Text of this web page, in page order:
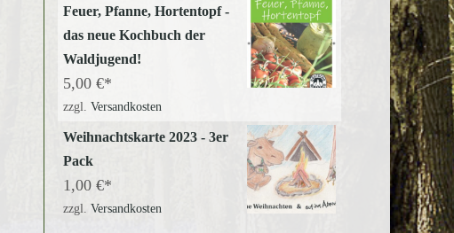
Feuer, Pfanne, Hortentopf -
das neue Kochbuch der
Waldjugend!
5,00 €
zzgl. Versandkosten
Weihnachtskarte 2023 - 3er
Pack
1,00 €
zzgl. Versandkosten